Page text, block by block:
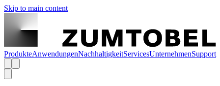
Skip to main content
ProdukteAnwendungenNachhaltigkeitServicesUnternehmenSupport